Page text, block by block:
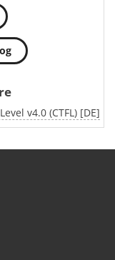
v4.0 (CTFL) [DE]